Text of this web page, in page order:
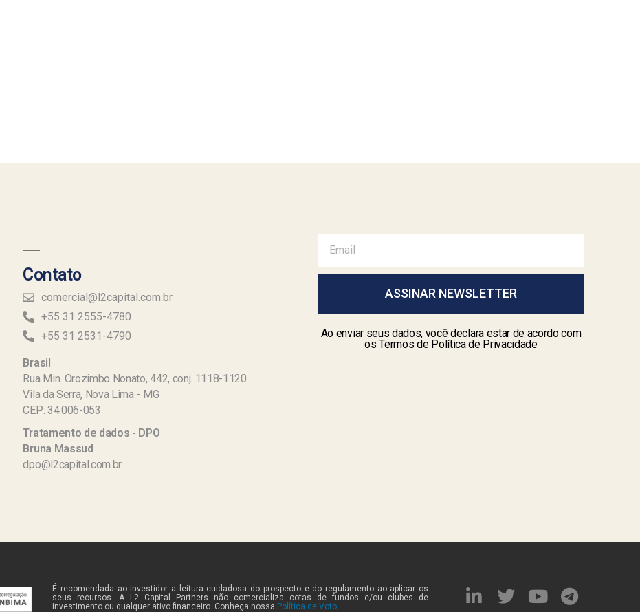
Contato
comercial@l2capital.com.br
+55 31 2555-4780
+55 31 2531-4790
Brasil
Rua Min. Orozimbo Nonato, 442, conj. 1118-1120
Vila da Serra, Nova Lima - MG
CEP: 34.006-053
Tratamento de dados - DPO
Bruna Massud
dpo@l2capital.com.br
ASSINAR NEWSLETTER
Ao enviar seus dados, você declara estar de acordo com
os Termos de Política de Privacidade
É recomendada ao investidor a leitura cuidadosa do prospecto e do regulamento ao aplicar os
seus recursos. A L2 Capital Partners não comercializa cotas de fundos e/ou clubes de
investimento ou qualquer ativo financeiro. Conheça nossa Política de Voto.